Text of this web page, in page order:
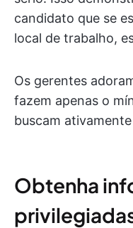
candidato que se
local de trabalho,
Os gerentes
fazem apenas o
buscam
Obtenha